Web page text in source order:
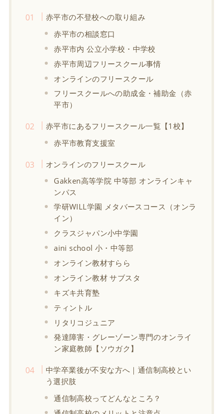
赤平市の不登校への取り組み
赤平市の相談窓口
赤平市内 公立小学校・中学校
赤平市周辺フリースクール事情
オンラインのフリースクール
フリースクールへの助成金・補助金（赤
平市）
赤平市にあるフリースクール一覧【1校】
赤平市教育支援室
オンラインのフリースクール
Gakken高等学院 中等部 オンラインキャ
ンパス
学研WILL学園 メタバースコース（オンラ
イン）
クラスジャパン小中学園
aini school 小・中等部
オンライン教材すらら
オンライン教材 サブスタ
キズキ共育塾
ティントル
リタリコジュニア
発達障害・グレーゾーン専門のオンライ
ン家庭教師【ソウガク】
中学卒業後が不安な方へ｜通信制高校とい
う選択肢
通信制高校ってどんなところ？